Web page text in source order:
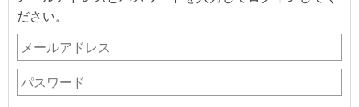
ださい。